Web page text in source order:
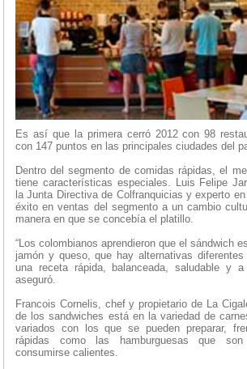
Es así que la primera cerró 2012 con 98
con 147 puntos en las principales ciudades del
Dentro del segmento de comidas rápidas, el
tiene características especiales. Luis Felipe
la Junta Directiva de Colfranquicias y experto
éxito en ventas del segmento a un cambio
manera en que se concebía el platillo.
“Los colombianos aprendieron que el sándwich
jamón y queso, que hay alternativas
una receta rápida, balanceada, saludable y a
aseguró.
Francois Cornelis, chef y propietario de La
de los sandwiches está en la variedad de
variados con los que se pueden preparar,
rápidas como las hamburguesas que
consumirse calientes.